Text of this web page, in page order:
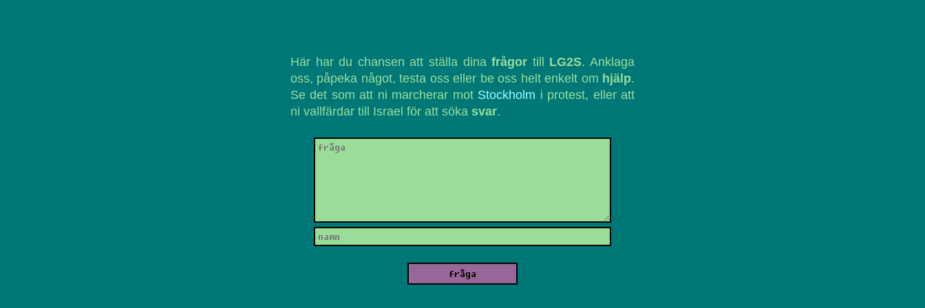
Här har du chansen att ställa dinafrågor till LG2S. Anklaga
oss, påpeka något, testa oss eller be oss helt enkelt om hjälp.
Se det som att ni marcherar mot Stockholm i protest, eller att
ni vallfärdar till Israel för att söka svar.